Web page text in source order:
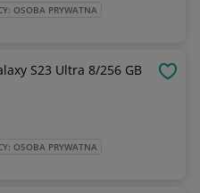
OSOBA PRYWATNA
S23 Ultra 8/256 GB
OSOBA PRYWATNA